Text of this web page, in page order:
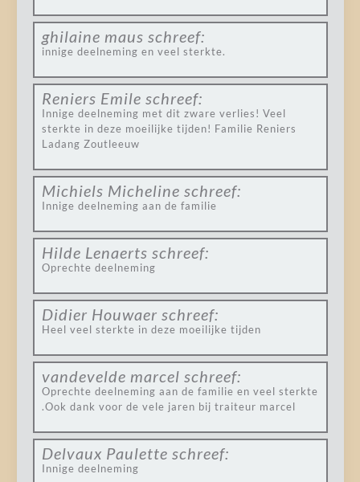
ghilaine maus schreef:
innige deelneming en veel sterkte.
Reniers Emile schreef:
Innige deelneming met dit zware verlies! Veel
sterkte in deze moeilijke tijden! Familie Reniers
Ladang Zoutleeuw
Michiels Micheline schreef:
Innige deelneming aan de familie
Hilde Lenaerts schreef:
Oprechte deelneming
Didier Houwaer schreef:
Heel veel sterkte in deze moeilijke tijden
vandevelde marcel schreef:
Oprechte deelneming aan de familie en veel sterkte
.Ook dank voor de vele jaren bij traiteur marcel
Delvaux Paulette schreef:
Innige deelneming